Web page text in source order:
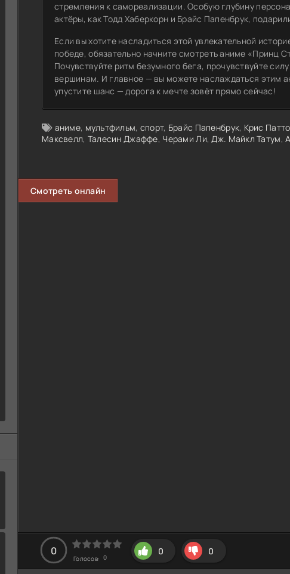
стремления к самореализации. Особую глубину
актёры, как Тодд Хаберкорн и Брайс Папенбрук,
Если вы хотите насладиться этой увлекательной
победе, обязательно начните смотреть аниме «Принц
Почувствуйте ритм безумного бега, прочувствуйте
вершинам. И главное — вы можете наслаждаться этим
упустите шанс — дорога к мечте зовёт прямо сейчас!
аниме, мультфильм, спорт, Брайс Папенбрук, Крис
Максвелл, Талесин Джаффе, Черами Ли,Дж. Майкл Татум,
Смотреть онлайн
0
Голосов: 0
0 0